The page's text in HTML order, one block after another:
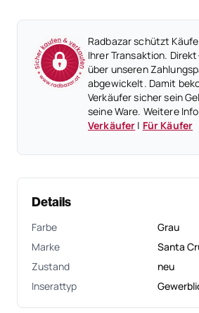
Radbazar schützt
Ihrer Transaktion.
über unseren
abgewickelt. Damit
Verkäufer sicher sein
seine Ware. Weitere
Verkäufer | Für Käufer
Details
Farbe
Grau
Marke
Santa
Zustand
neu
Inserattyp